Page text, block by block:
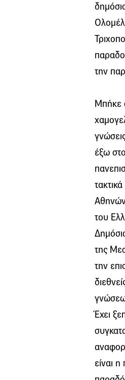
την
Μπήκε
έξω
του
της
την
Έχει
είναι